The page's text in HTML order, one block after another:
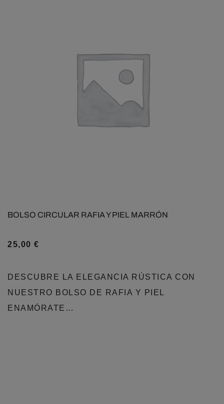
BOLSO CIRCULAR RAFIA Y PIEL MARRÓN
25,00 €
DESCUBRE LA ELEGANCIA RÚSTICA CON
NUESTRO BOLSO DE RAFIA Y PIEL
ENAMÓRATE…